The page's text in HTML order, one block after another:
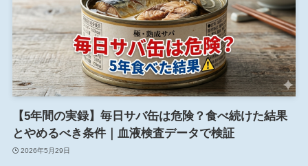
【5年間の実録】毎日サバ缶は危険？食べ続けた結果
とやめるべき条件｜血液検査データで検証
2026年5月29日